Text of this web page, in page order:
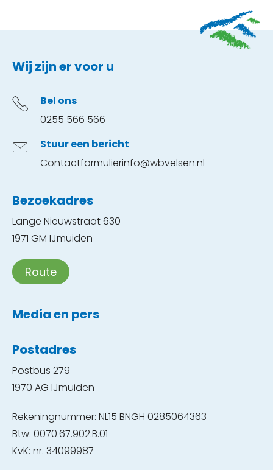
Contactinformatie
Wij zijn er voor u
Bel ons
0255 566 566
Stuur een bericht
Contactformulierinfo@wbvelsen.nl
Bezoekadres
Lange Nieuwstraat 630
1971 GM IJmuiden
Route
Media en pers
Postadres
Postbus 279
1970 AG IJmuiden
Rekeningnummer: NL15 BNGH 0285064363
Btw: 0070.67.902.B.01
KvK: nr. 34099987